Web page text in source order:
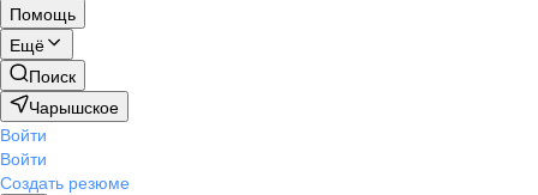
Помощь
Ещё
Поиск
Чарышское
Войти
Войти
Создать резюме